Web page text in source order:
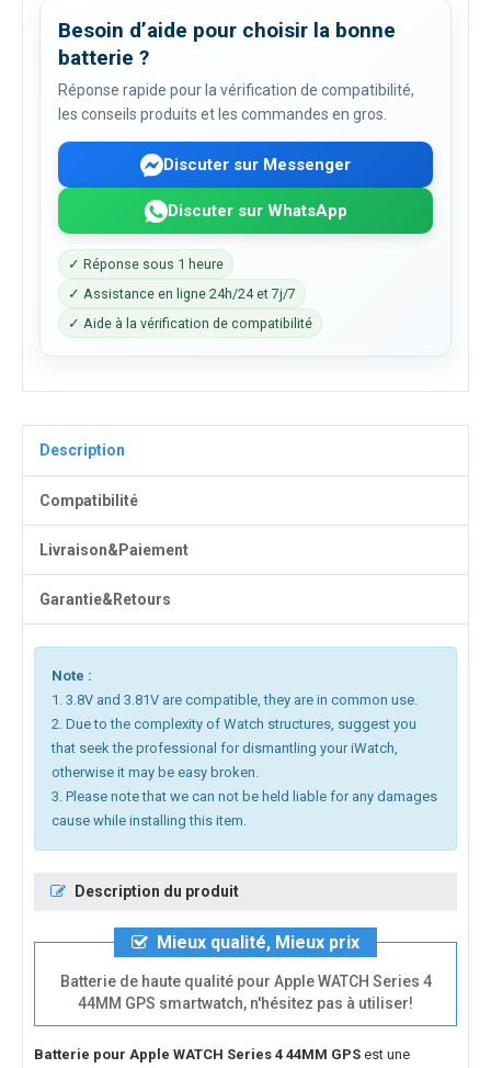
Besoin d’aide pour choisir la bonne
batterie ?
Réponse rapide pour la vérification de compatibilité,
les conseils produits et les commandes en gros.
Discuter sur Messenger
Discuter sur WhatsApp
✓ Réponse sous 1 heure
✓ Assistance en ligne 24h/24 et 7j/7
✓ Aide à la vérification de compatibilité
Description
Compatibilité
Livraison&Paiement
Garantie&Retours
Note :
1. 3.8V and 3.81V are compatible, they are in common use.
2. Due to the complexity of Watch structures, suggest you
that seek the professional for dismantling your iWatch,
otherwise it may be easy broken.
3. Please note that we can not be held liable for any damages
cause while installing this item.
Description du produit
Mieux qualité, Mieux prix
Batterie de haute qualité pour Apple WATCH Series 4
44MM GPS smartwatch, n'hésitez pas à utiliser!
Batterie pour Apple WATCH Series 4 44MM GPS est une